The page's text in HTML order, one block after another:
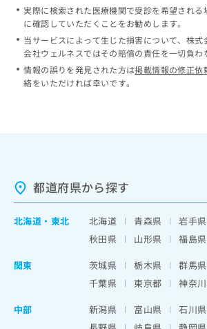
実際に検索された医療機関で受診を希望される
に確認していただくことをお勧めします。
当サービスによって生じた損害について、株式
会社ウェルネスではその賠償の責任を一切負わ
情報の誤りを発見された方は掲載情報の修正依
絡をいただければ幸いです。
都道府県から探す
北海道 ・ 東北 北海道 青森県 岩手県
秋田県
山形県
福島県
関東
茨城県 栃木県 群馬県
千葉県
東京都 神奈
中部
新潟県 富山県 石川県